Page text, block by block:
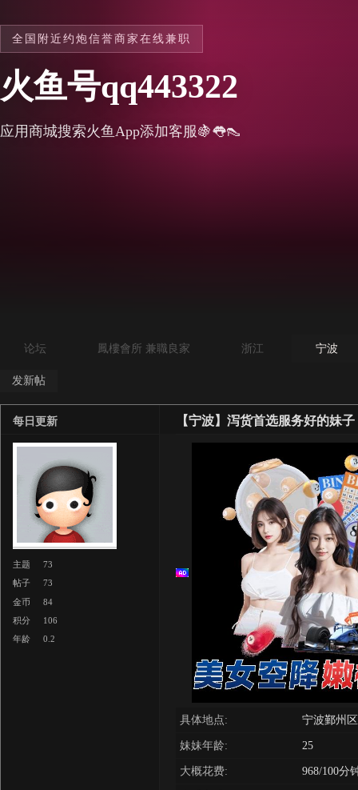
全国附近约炮信誉商家在线兼职
火鱼号qq443322
应用商城搜索火鱼App添加客服🍇👅👠
论坛 鳳樓會所 兼職良家 浙江 宁波
发新帖
【宁波】泻货首选服务好的妹子
每日更新
主题
73
帖子
73
金币
84
积分
106
年龄
0.2
具体地点: 宁波鄞州
妹妹年龄: 25
大概花费: 968/100分